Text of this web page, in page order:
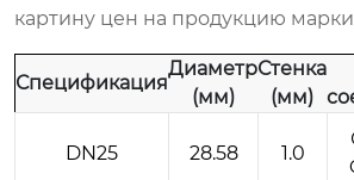
картину цен на продукцию
Спецификация
Диаметр
(мм)
Стенка
(мм)
DN25 28.58 1.0